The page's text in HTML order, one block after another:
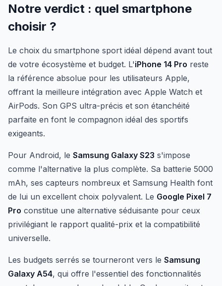
Notre verdict : quel smartphone
choisir ?
Le choix du smartphone sport idéal dépend avant tout
de votre écosystème et budget. L'iPhone 14 Pro reste
la référence absolue pour les utilisateurs Apple,
offrant la meilleure intégration avec Apple Watch et
AirPods. Son GPS ultra-précis et son étanchéité
parfaite en font le compagnon idéal des sportifs
exigeants.
Pour Android, le Samsung Galaxy S23 s'impose
comme l'alternative la plus complète. Sa batterie 5000
mAh, ses capteurs nombreux et Samsung Health font
de lui un excellent choix polyvalent. Le Google Pixel 7
Pro constitue une alternative séduisante pour ceux
privilégiant le rapport qualité-prix et la compatibilité
universelle.
Les budgets serrés se tourneront vers le Samsung
Galaxy A54, qui offre l'essentiel des fonctionnalités